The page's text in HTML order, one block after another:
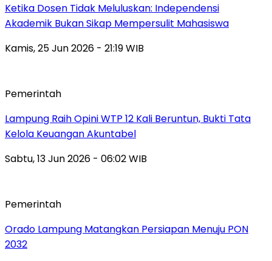
Ketika Dosen Tidak Meluluskan: Independensi
Akademik Bukan Sikap Mempersulit Mahasiswa
Kamis, 25 Jun 2026 - 21:19 WIB
Pemerintah
Lampung Raih Opini WTP 12 Kali Beruntun, Bukti Tata
Kelola Keuangan Akuntabel
Sabtu, 13 Jun 2026 - 06:02 WIB
Pemerintah
Orado Lampung Matangkan Persiapan Menuju PON
2032